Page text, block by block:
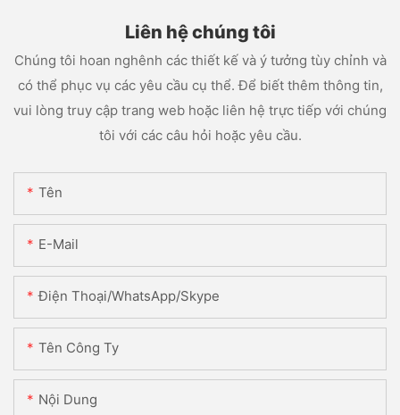
Liên hệ chúng tôi
Chúng tôi hoan nghênh các thiết kế và ý tưởng tùy chỉnh và
có thể phục vụ các yêu cầu cụ thể. Để biết thêm thông tin,
vui lòng truy cập trang web hoặc liên hệ trực tiếp với chúng
tôi với các câu hỏi hoặc yêu cầu.
Tên
E-Mail
Điện Thoại/WhatsApp/Skype
Tên Công Ty
Nội Dung